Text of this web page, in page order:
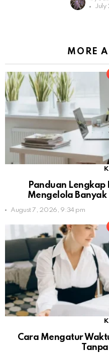
July
MORE
Panduan Lengkap
Mengelola
August 7, 2026, 9:34 pm
Cara Mengatur